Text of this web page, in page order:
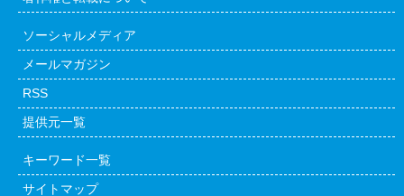
ソーシャルメディア
メールマガジン
RSS
提供元一覧
キーワード一覧
サイトマップ